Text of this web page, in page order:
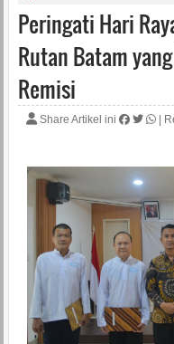
Peringati Hari
Rutan Batam
Remisi
Share Artikel ini